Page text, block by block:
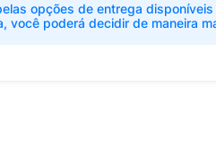
opções de entrega
você poderá decidir de maneira